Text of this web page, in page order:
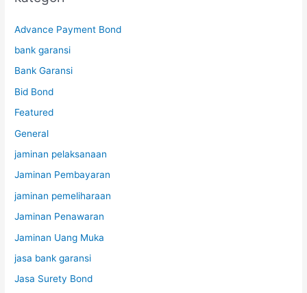
Advance Payment Bond
bank garansi
Bank Garansi
Bid Bond
Featured
General
jaminan pelaksanaan
Jaminan Pembayaran
jaminan pemeliharaan
Jaminan Penawaran
Jaminan Uang Muka
jasa bank garansi
Jasa Surety Bond